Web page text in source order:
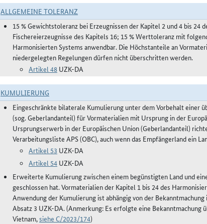
ALLGEMEINE TOLERANZ
15 % Gewichtstoleranz bei Erzeugnissen der Kapitel 2 und 4 bis
Fischereierzeugnisse des Kapitels 16; 15 % Werttoleranz mit
Harmonisierten Systems anwendbar. Die Höchstanteile an
niedergelegten Regelungen dürfen nicht überschritten werden.
Artikel 48 UZK-DA
KUMULIERUNG
Eingeschränkte bilaterale Kumulierung unter dem Vorbehalt einer
(sog. Geberlandanteil) für Vormaterialien mit Ursprung in der
Ursprungserwerb in der Europäischen Union (Geberlandanteil)
Verarbeitungsliste APS (OBC), auch wenn das Empfängerland ein
Artikel 53 UZK-DA
Artikel 54 UZK-DA
Erweiterte Kumulierung zwischen einem begünstigten Land und
geschlossen hat. Vormaterialien der Kapitel 1 bis 24 des
Anwendung der Kumulierung ist abhängig von der
Absatz 3 UZK-DA. (Anmerkung: Es erfolgte eine Bekanntmachung
Vietnam,siehe C/2023/174)